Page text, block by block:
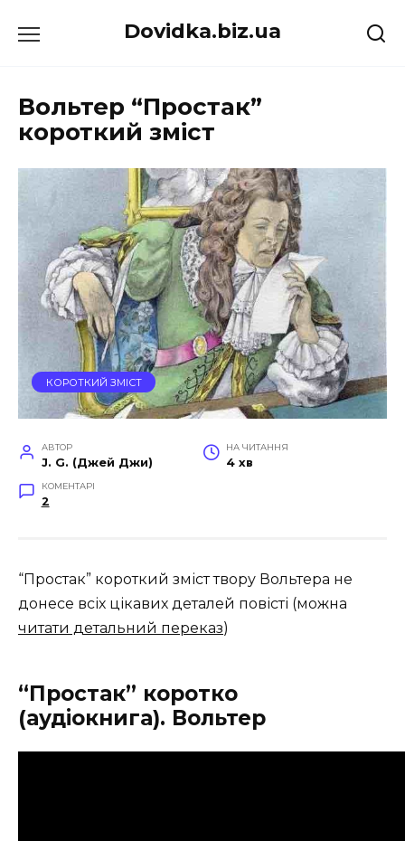
до
Dovidka.biz.ua
Вольтер “Простак”
короткий зміст
КОРОТКИЙ ЗМІСТ
АВТОР
J. G. (Джей Джи)
НА ЧИТАННЯ
4 хв
КОМЕНТАРІ
2
“Простак” короткий зміст твору Вольтера не
донесе всіх цікавих деталей повісті (можна
читати детальний переказ)
“Простак” коротко
(аудіокнига). Вольтер